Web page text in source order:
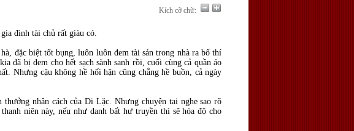
Kích cỡ chữ:
đình tài chủ rất giàu có.
đặc biệt tốt bụng, luôn luôn đem tài sản trong nhà ra bố thí
đã bị đem cho hết sạch sành sanh rồi, cuối cùng cả quần áo
Nhưng cậu không hề hối hận cũng chẳng hề buồn, cả ngày
nhân cách của Di Lặc. Nhưng chuyện tai nghe sao rõ
niên này, nếu như danh bất hư truyền thì sẽ hóa độ cho